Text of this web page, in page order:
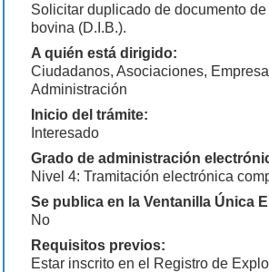
Solicitar duplicado de documento
bovina (D.I.B.).
A quién está dirigido:
Ciudadanos, Asociaciones,
Administración
Inicio del trámite:
Interesado
Grado de administración
Nivel 4: Tramitación electrónica
Se publica en la Ventanilla Única
No
Requisitos previos:
Estar inscrito en el Registro de